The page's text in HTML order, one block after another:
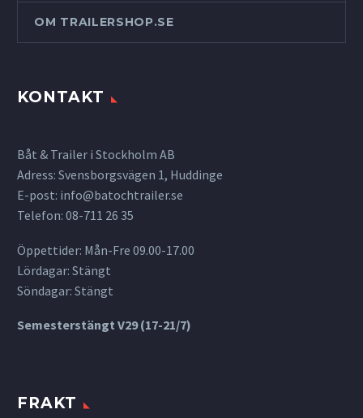
OM TRAILERSHOP.SE
KONTAKT
Båt & Trailer i Stockholm AB
Adress: Svensborgsvägen 1, Huddinge
E-post: info@batochtrailer.se
Telefon: 08-711 26 35
Öppettider: Mån-Fre 09.00-17.00
Lördagar: Stängt
Söndagar: Stängt
Semesterstängt V29 (17-21/7)
FRAKT